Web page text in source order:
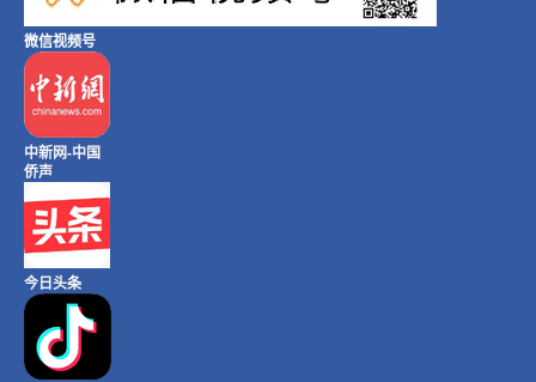
微信视频号
中新网-中国
侨声
今日头条